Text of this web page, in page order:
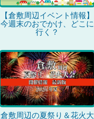
【倉敷周辺イベント情報】
今週末のおでかけ、どこに
行く？
倉敷周辺の夏祭り＆花火大